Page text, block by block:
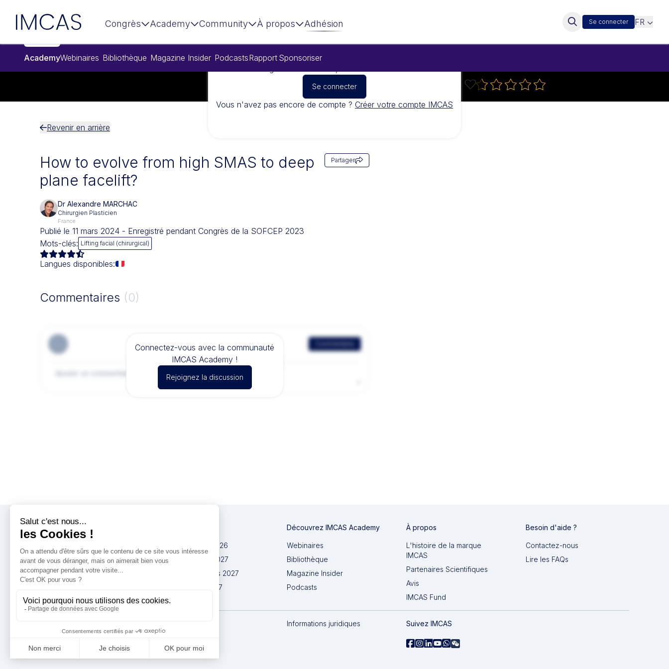
IMCAS
Congrès Academy Community À propos Adhésion Se connecter FR
AcademyWebinaires Bibliothèque Magazine Insider PodcastsRapport Sponsoriser
Se connecter
Vous n'avez pas encore de compte ? Créer votre compte IMCAS
Revenir en arrière
How to evolve from high SMAS to deep
plane facelift?
Partager
Dr Alexandre MARCHAC
Chirurgien Plasticien
France
Publié le 11 mars 2024 - Enregistré pendant Congrès de la SOFCEP 2023
Mots-clés: Lifting facial (chirurgical)
Langues disponibles:
Commentaires (0)
Connectez-vous avec la communauté
IMCAS Academy !
Rejoignez la discussion
IMCAS China 2026
IMCAS World 2027
IMCAS Americas 2027
IMCAS Asia 2027
Découvrez IMCAS Academy
Webinaires
Bibliothèque
Magazine Insider
Podcasts
À propos
L'histoire de la marque
IMCAS
Partenaires Scientifiques
Avis
IMCAS Fund
Besoin d'aide ?
Contactez-nous
Lire les FAQs
Informations juridiques Suivez IMCAS